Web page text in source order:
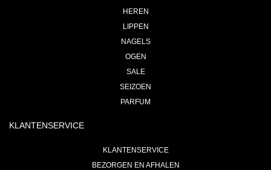
HEREN
LIPPEN
NAGELS
OGEN
SALE
SEIZOEN
PARFUM
KLANTENSERVICE
KLANTENSERVICE
BEZORGEN EN AFHALEN